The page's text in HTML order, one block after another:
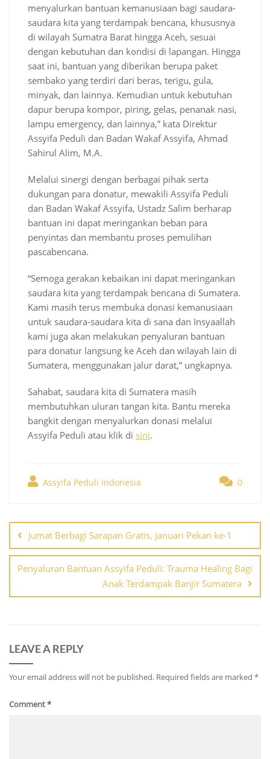
menyalurkan bantuan kemanusiaan bagi saudara-
saudara kita yang terdampak bencana, khususnya
di wilayah Sumatra Barat hingga Aceh, sesuai
dengan kebutuhan dan kondisi di lapangan. Hingga
saat ini, bantuan yang diberikan berupa paket
sembako yang terdiri dari beras, terigu, gula,
minyak, dan lainnya. Kemudian untuk kebutuhan
dapur berupa kompor, piring, gelas, penanak nasi,
lampu emergency, dan lainnya,” kata Direktur
Assyifa Peduli dan Badan Wakaf Assyifa, Ahmad
Sahirul Alim, M.A.
Melalui sinergi dengan berbagai pihak serta
dukungan para donatur, mewakili Assyifa Peduli
dan Badan Wakaf Assyifa, Ustadz Salim berharap
bantuan ini dapat meringankan beban para
penyintas dan membantu proses pemulihan
pascabencana.
“Semoga gerakan kebaikan ini dapat meringankan
saudara kita yang terdampak bencana di Sumatera.
Kami masih terus membuka donasi kemanusiaan
untuk saudara-saudara kita di sana dan Insyaallah
kami juga akan melakukan penyaluran bantuan
para donatur langsung ke Aceh dan wilayah lain di
Sumatera, menggunakan jalur darat,” ungkapnya.
Sahabat, saudara kita di Sumatera masih
membutuhkan uluran tangan kita. Bantu mereka
bangkit dengan menyalurkan donasi melalui
Assyifa Peduli atau klik di sini.
Assyifa Peduli Indonesia 0
navigation
Jumat Berbagi Sarapan Gratis, Januari Pekan ke-1
Penyaluran Bantuan Assyifa Peduli: Trauma Healing Bagi
Anak Terdampak Banjir Sumatera
LEAVE A REPLY
Your email address will not be published. Required fields are marked *
Comment*